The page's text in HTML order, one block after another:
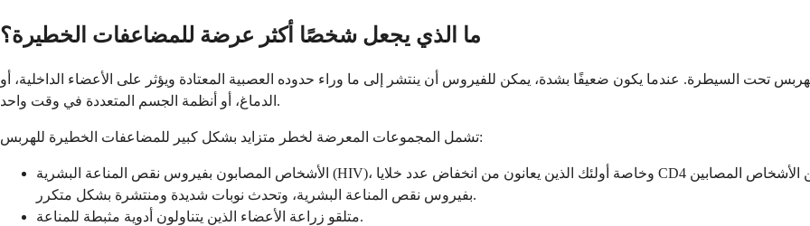
ما الذي يجعل شخصًا أكثر عرضة للمضاعفات الخطيرة؟
تحت السيطرة. عندما يكون ضعيفًا بشدة، يمكن للفيروس أن ينتشر إلى ما وراء حدوده العصبية المعتادة ويؤثر على الأعضاء الداخلية، أو
الدماغ، أو أنظمة الجسم المتعددة في وقت واحد.
تشمل المجموعات المعرضة لخطر متزايد بشكل كبير للمضاعفات الخطيرة للهربس:
الأشخاص المصابون بفيروس نقص المناعة البشرية (HIV)، وخاصة أولئك الذين يعانون من انخفاض عدد خلايا CD4 أو الإيدز المتقدم - ينتشر فيروس الهربس البسيط 2 بشكل كبير بين الأشخاص المصابين
بفيروس نقص المناعة البشرية، وتحدث نوبات شديدة ومنتشرة بشكل متكرر.
متلقو زراعة الأعضاء الذين يتناولون أدوية مثبطة للمناعة.